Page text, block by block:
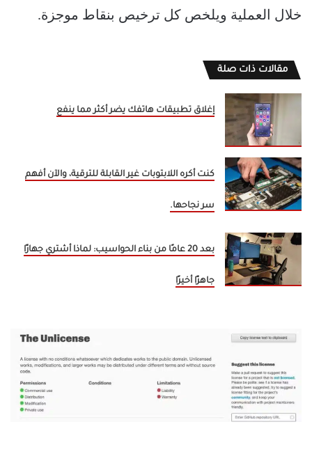
خلال العملية ويلخص كل ترخيص بنقاط موجزة.
مقالات ذات صلة
إغلاق تطبيقات هاتفك يضر أكثر مما ينفع
كنت أكره اللابتوبات غير القابلة للترقية، والآن أفهم
سر نجاحها.
بعد 20 عامًا من بناء الحواسيب: لماذا أشتري جهازًا
جاهزًا أخيرًا